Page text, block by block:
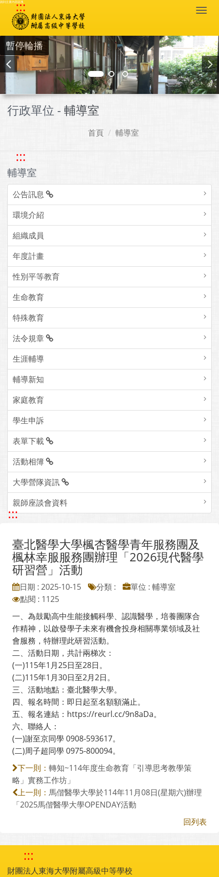
跳到主要內容區塊
:::
暫停輪播
行政單位 - 輔導室
首頁 輔導室
:::
輔導室
公告訊息
環境介紹
組織成員
年度計畫
性別平等教育
生命教育
特殊教育
法令規章
生涯輔導
輔導新知
家庭教育
學生申訴
表單下載
活動相簿
大學營隊資訊
親師座談會資料
:::
臺北醫學大學楓杏醫學青年服務團及
楓林幸服服務團辦理「2026現代醫學
研習營」活動
日期 : 2025-10-15 分類 :
單位 : 輔導室
點閱 : 1125
一、為鼓勵高中生能接觸科學、認識醫學，培養團隊合
作精神，以啟發學子未來有機會投身相關專業領域及社
會服務，特辦理此研習活動。
二、活動日期，共計兩梯次：
(一)115年1月25日至28日。
(二)115年1月30日至2月2日。
三、活動地點：臺北醫學大學。
四、報名時間：即日起至名額額滿止。
五、報名連結：https://reurl.cc/9n8aDa。
六、聯絡人：
(一)謝至京同學 0908-593617。
(二)周子超同學 0975-800094。
下一則： 轉知~114年度生命教育「引導思考教學策
略」實務工作坊」
上一則： 馬偕醫學大學於114年11月08日(星期六)辦理
「2025馬偕醫學大學OPENDAY活動
回列表
:::
財團法人東海大學附屬高級中等學校